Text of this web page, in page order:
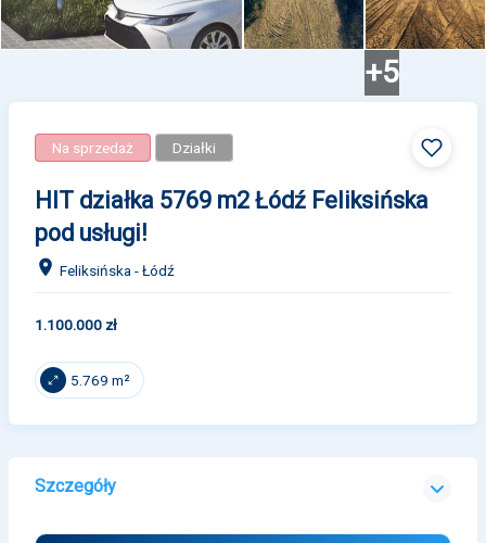
+5
Na sprzedaż Działki
HIT działka 5769 m2 Łódź Feliksińska
pod usługi!
Feliksińska - Łódź
1.100.000 zł
5.769 m²
Szczegóły